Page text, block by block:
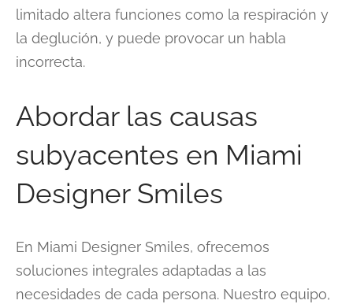
limitado altera funciones como la respiración y
la deglución, y puede provocar un habla
incorrecta.
Abordar las causas
subyacentes en Miami
Designer Smiles
En Miami Designer Smiles, ofrecemos
soluciones integrales adaptadas a las
necesidades de cada persona. Nuestro equipo,